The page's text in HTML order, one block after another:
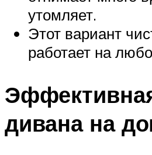
утомляет.
Этот вариант
работает на
дивана на